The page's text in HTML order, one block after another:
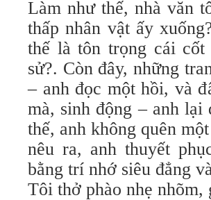
Làm như thế, nhà văn
thấp nhân vật ấy
thế là tôn trọng cái
sử?. Còn đây, những
– anh đọc một hồi, và
mà, sinh động – anh
thế, anh không quên
nêu ra, anh thuyết
bằng trí nhớ siêu đẳng
Tôi thở phào nhẹ